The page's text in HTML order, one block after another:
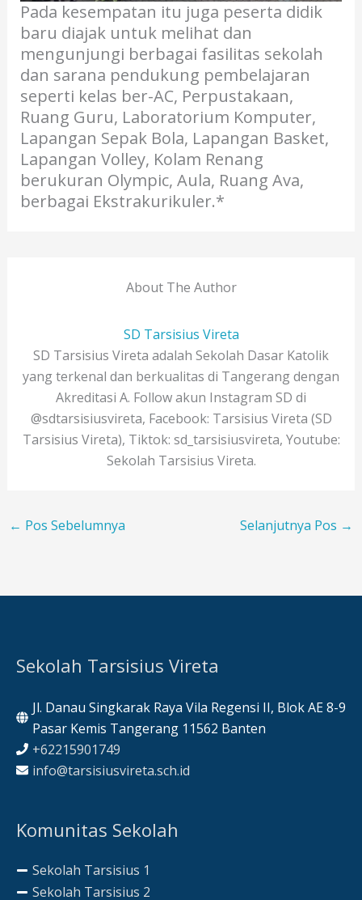
Pada kesempatan itu juga peserta didik
baru diajak untuk melihat dan
mengunjungi berbagai fasilitas sekolah
dan sarana pendukung pembelajaran
seperti kelas ber-AC, Perpustakaan,
Ruang Guru, Laboratorium Komputer,
Lapangan Sepak Bola, Lapangan Basket,
Lapangan Volley, Kolam Renang
berukuran Olympic, Aula, Ruang Ava,
berbagai Ekstrakurikuler.*
About The Author
SD Tarsisius Vireta
SD Tarsisius Vireta adalah Sekolah Dasar Katolik
yang terkenal dan berkualitas di Tangerang dengan
Akreditasi A. Follow akun Instagram SD di
@sdtarsisiusvireta, Facebook: Tarsisius Vireta (SD
Tarsisius Vireta), Tiktok: sd_tarsisiusvireta, Youtube:
Sekolah Tarsisius Vireta.
← Pos Sebelumnya Selanjutnya Pos →
Sekolah Tarsisius Vireta
Jl. Danau Singkarak Raya Vila Regensi II, Blok AE 8-9
Pasar Kemis Tangerang 11562 Banten
+62215901749
info@tarsisiusvireta.sch.id
Komunitas Sekolah
Sekolah Tarsisius 1
Sekolah Tarsisius 2